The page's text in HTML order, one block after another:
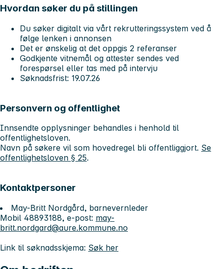
Hvordan søker du på stillingen
Du søker digitalt via vårt rekrutteringssystem ved å
følge lenken i annonsen
Det er ønskelig at det oppgis 2 referanser
Godkjente vitnemål og attester sendes ved
forespørsel eller tas med på intervju
Søknadsfrist: 19.07.26
Personvern og offentlighet
Innsendte opplysninger behandles i henhold til
offentlighetsloven.
Navn på søkere vil som hovedregel bli offentliggjort. Se
offentlighetsloven § 25.
Kontaktpersoner
May-Britt Nordgård, barnevernleder
Mobil 48893188, e-post: may-
britt.nordgard@aure.kommune.no
Link til søknadsskjema: Søk her